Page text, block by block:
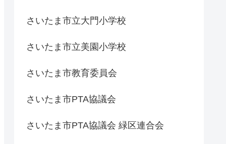
さいたま市立大門小学校
さいたま市立美園小学校
さいたま市教育委員会
さいたま市PTA協議会
さいたま市PTA協議会 緑区連合会